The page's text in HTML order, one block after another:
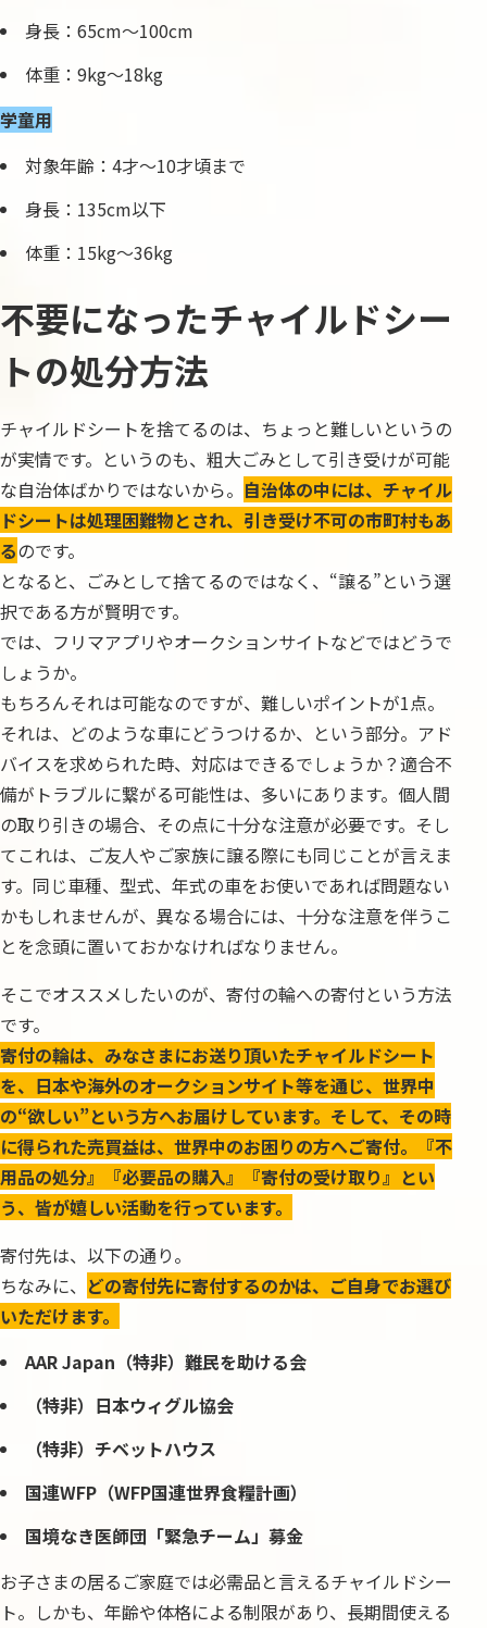
身長：65cm〜100cm
体重：9kg〜18kg
学童用
対象年齢：4才〜10才頃まで
身長：135cm以下
体重：15kg〜36kg
不要になったチャイルドシー
トの処分方法
チャイルドシートを捨てるのは、ちょっと難しいというの
が実情です。というのも、粗大ごみとして引き受けが可能
な自治体ばかりではないから。 自治体の中には、チャイル
ドシートは処理困難物とされ、引き受け不可の市町村もあ
るのです。
となると、ごみとして捨てるのではなく、“譲る”という選
択である方が賢明です。
では、フリマアプリやオークションサイトなどではどうで
しょうか。
もちろんそれは可能なのですが、難しいポイントが1点。
それは、どのような車にどうつけるか、という部分。アド
バイスを求められた時、対応はできるでしょうか？適合不
備がトラブルに繋がる可能性は、多いにあります。個人間
の取り引きの場合、その点に十分な注意が必要です。そし
てこれは、ご友人やご家族に譲る際にも同じことが言えま
す。同じ車種、型式、年式の車をお使いであれば問題ない
かもしれませんが、異なる場合には、十分な注意を伴うこ
とを念頭に置いておかなければなりません。
そこでオススメしたいのが、寄付の輪への寄付という方法
です。
寄付の輪は、みなさまにお送り頂いたチャイルドシート
を、日本や海外のオークションサイト等を通じ、世界中
の“欲しい”という方へお届けしています。そして、その時
に得られた売買益は、世界中のお困りの方へご寄付。『不
用品の処分』『必要品の購入』『寄付の受け取り』とい
う、皆が嬉しい活動を行っています。
寄付先は、以下の通り。
ちなみに、 どの寄付先に寄付するのかは、ご自身でお選び
いただけます。
AAR Japan（特非）難民を助ける会
（特非）日本ウィグル協会
（特非）チベットハウス
国連WFP（WFP国連世界食糧計画）
国境なき医師団「緊急チーム」募金
お子さまの居るご家庭では必需品と言えるチャイルドシー
ト。しかも、年齢や体格による制限があり、長期間使える